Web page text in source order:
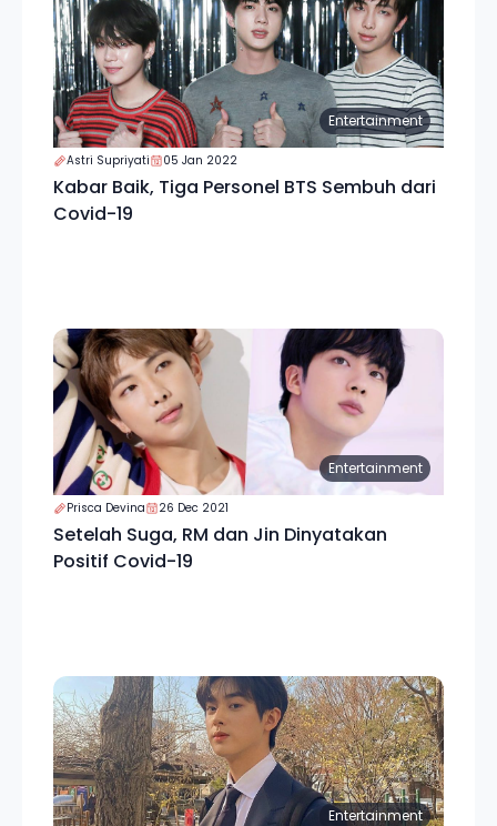
Entertainment
Astri Supriyati 05 Jan 2022
Kabar Baik, Tiga Personel BTS Sembuh dari
Covid-19
Entertainment
Prisca Devina 26 Dec 2021
Setelah Suga, RM dan Jin Dinyatakan
Positif Covid-19
Entertainment